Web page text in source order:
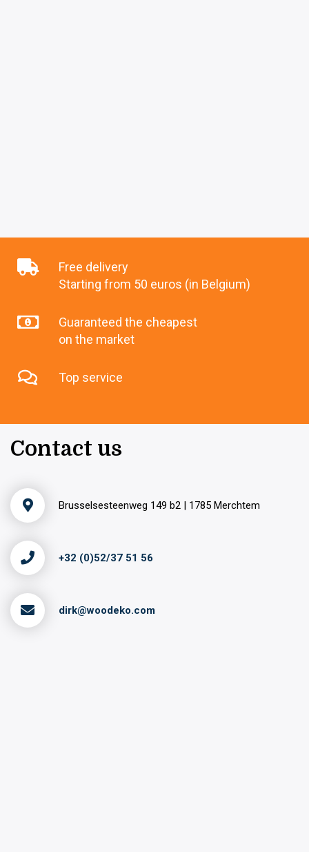
Free delivery
Starting from 50 euros (in Belgium)
Guaranteed the cheapest
on the market
Top service
Contact us
Brusselsesteenweg 149 b2 | 1785 Merchtem
+32 (0)52/37 51 56
dirk@woodeko.com